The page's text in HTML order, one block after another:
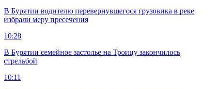
В Бурятии водителю перевернувшегося грузовика в реке
избрали меру пресечения
10:28
В Бурятии семейное застолье на Троицу закончилось
стрельбой
10:11